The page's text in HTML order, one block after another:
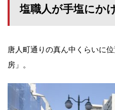
塩職人が手塩にか
唐人町通りの真ん中くらいに
房」。